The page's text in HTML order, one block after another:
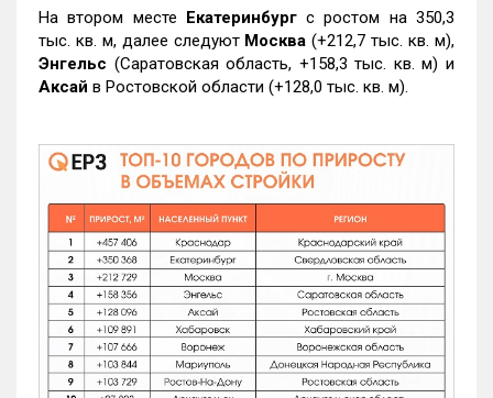
На втором месте Екатеринбургс ростом на 350,3
тыс. кв. м, далее следуют Москва (+212,7 тыс. кв. м),
Энгельс (Саратовская область, +158,3 тыс. кв. м) и
Аксай в Ростовской области (+128,0 тыс. кв. м).